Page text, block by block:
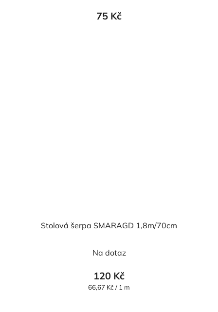
75 Kč
Stolová šerpa SMARAGD 1,8m/70cm
Na dotaz
120 Kč
Měrná
66,67 Kč / 1 m